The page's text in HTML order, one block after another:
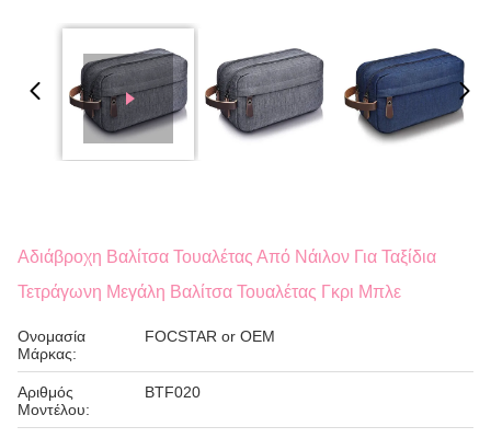
Αδιάβροχη Βαλίτσα Τουαλέτας Από Νάιλον Για Ταξίδια
Τετράγωνη Μεγάλη Βαλίτσα Τουαλέτας Γκρι Μπλε
Ονομασία
Μάρκας:
FOCSTAR or OEM
Αριθμός
Μοντέλου:
BTF020